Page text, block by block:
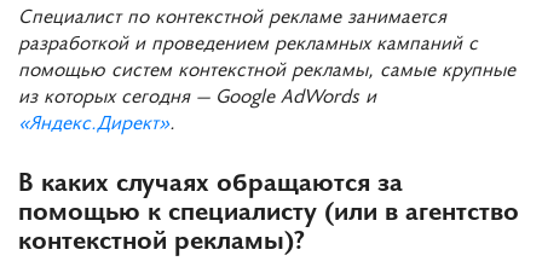
Специалист по контекстной рекламе занимается
разработкой и проведением рекламных кампаний с
помощью систем контекстной рекламы, самые крупные
из которых сегодня — Google AdWords и
«Яндекс.Директ».
В каких случаях обращаются за
помощью к специалисту (или в агентство
контекстной рекламы)?